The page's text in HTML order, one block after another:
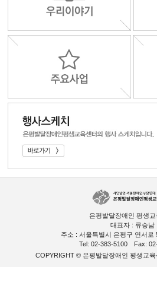
은평발달장애인 평생교
대표자 : 류승남
주소 : 서울특별시 은평구 연서로
Tel: 02-383-5100
Fax:
COPYRIGHT © 은평발달장애인 평생교육